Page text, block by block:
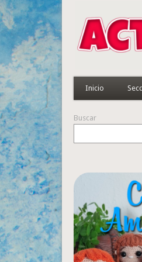
Inicio
Buscar